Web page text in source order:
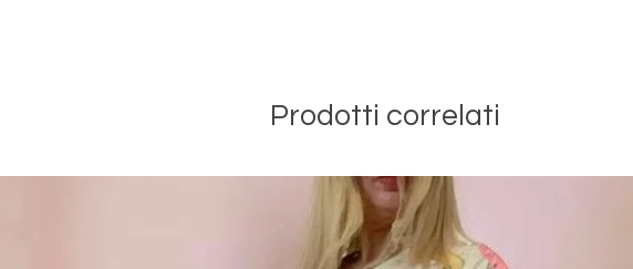
Prodotti correlati